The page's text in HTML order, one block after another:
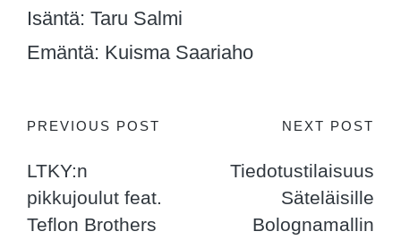
Isäntä: Taru Salmi
Emäntä: Kuisma Saariaho
Post
navigation
PREVIOUS POST
LTKY:n
pikkujoulut feat.
Teflon Brothers
NEXT POST
Tiedotustilaisuus
Säteläisille
Bolognamallin